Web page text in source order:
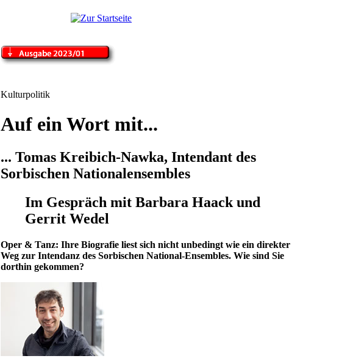
Kulturpolitik
Auf ein Wort mit...
... Tomas Kreibich-Nawka, Intendant des
Sorbischen Nationalensembles
Im Gespräch mit Barbara Haack und
Gerrit Wedel
Oper & Tanz: Ihre Biografie liest sich nicht unbedingt wie ein direkter
Weg zur Intendanz des Sorbischen National-Ensembles. Wie sind Sie
dorthin gekommen?